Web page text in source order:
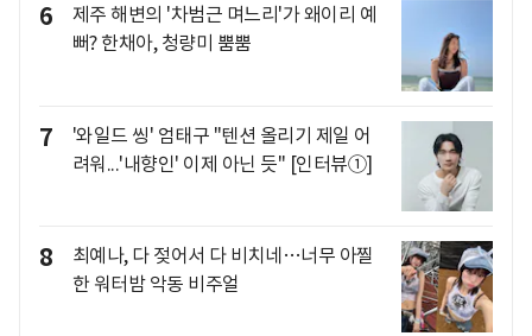
6
제주 해변의 '차범근 며느리'가 왜이리 예
뻐? 한채아, 청량미 뿜뿜
7
'와일드 씽' 엄태구 "텐션 올리기 제일 어
려워...'내향인' 이제 아닌 듯" [인터뷰①]
8
최예나, 다 젖어서 다 비치네…너무 아찔
한 워터밤 악동 비주얼